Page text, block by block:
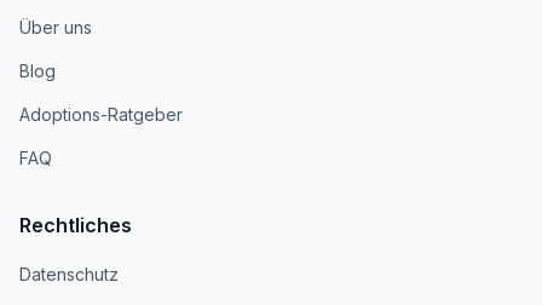
Über uns
Blog
Adoptions-Ratgeber
FAQ
Rechtliches
Datenschutz